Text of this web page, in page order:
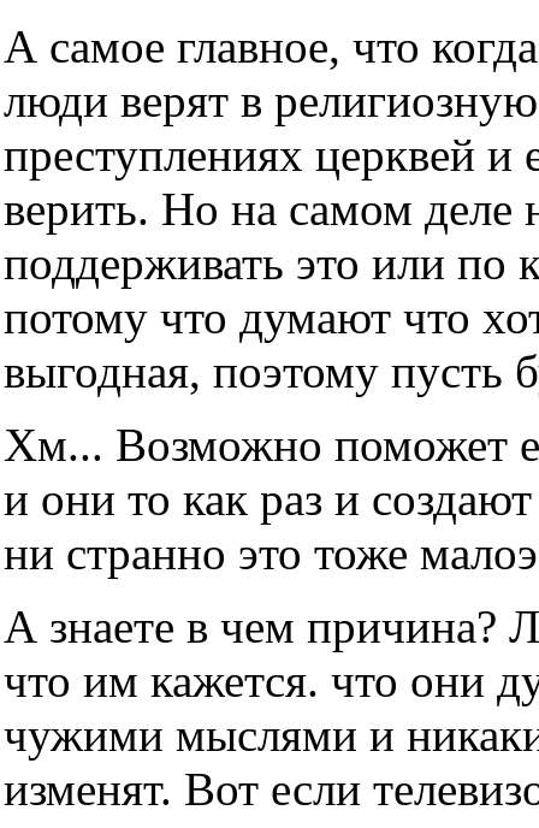
А самое главное, что
люди верят в
преступлениях церквей и
верить. Но на самом деле
поддерживать это или по
потому что думают что
выгодная, поэтому пусть
Хм... Возможно поможет
и они то как раз и
ни странно это тоже
А знаете в чем причина?
что им кажется. что они
чужими мыслями и
изменят. Вот если